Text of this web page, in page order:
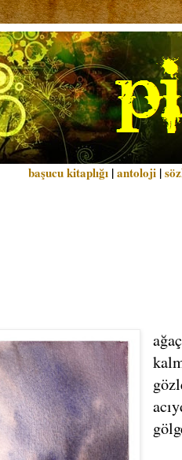
başucu kitaplığı |antoloji |